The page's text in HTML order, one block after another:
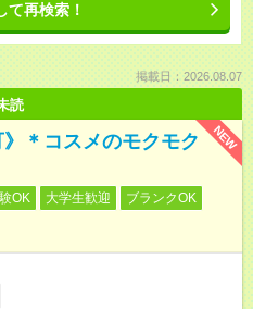
て再検索！
掲載日：2026.08.07
読
NEW
＊コスメのモクモク
OK 大学生歓迎
ブランクOK